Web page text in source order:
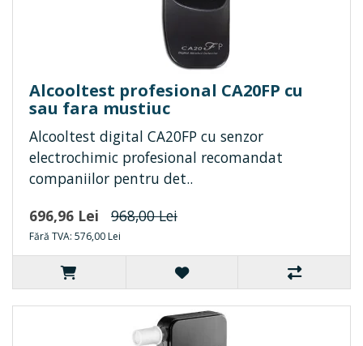
Alcooltest profesional CA20FP cu
sau fara mustiuc
Alcooltest digital CA20FP cu senzor
electrochimic profesional recomandat
companiilor pentru det..
696,96 Lei
968,00 Lei
Fără TVA: 576,00 Lei